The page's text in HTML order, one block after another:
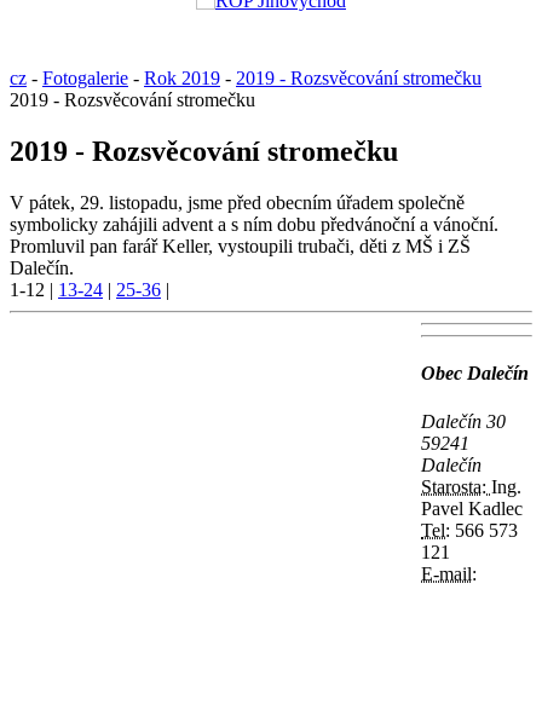
cz - Fotogalerie - Rok 2019 - 2019 - Rozsvěcování stromečku
2019 - Rozsvěcování stromečku
2019 - Rozsvěcování stromečku
V pátek, 29. listopadu, jsme před obecním úřadem společně
symbolicky zahájili advent a s ním dobu předvánoční a vánoční.
Promluvil pan farář Keller, vystoupili trubači, děti z MŠ i ZŠ
Dalečín.
1-12 | 13-24 | 25-36 |
Obec Dalečín
Dalečín 30
59241
Dalečín
Starosta: Ing.
Pavel Kadlec
Tel: 566 573
121
E-mail: